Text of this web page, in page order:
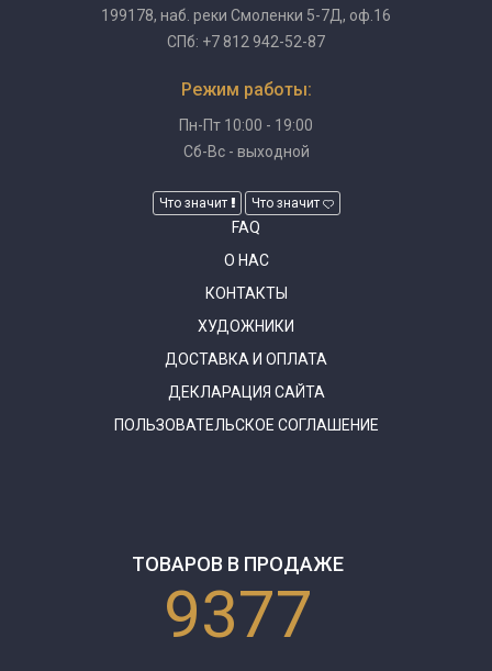
199178, наб. реки Смоленки 5-7Д, оф.16
СПб: +7 812 942-52-87
Режим работы:
Пн-Пт 10:00 - 19:00
Сб-Вс - выходной
Что значит Что значит
FAQ
О НАС
КОНТАКТЫ
ХУДОЖНИКИ
ДОСТАВКА И ОПЛАТА
ДЕКЛАРАЦИЯ САЙТА
ПОЛЬЗОВАТЕЛЬСКОЕ СОГЛАШЕНИЕ
ТОВАРОВ В ПРОДАЖЕ
9377